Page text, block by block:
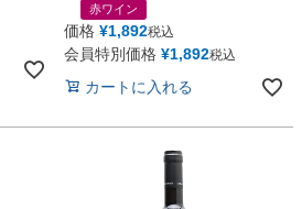
赤ワイン
価格 ¥1,892税込
会員特別価格 ¥1,892税込
カートに入れる